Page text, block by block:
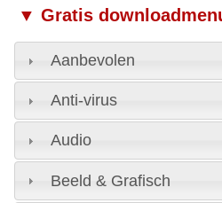
▼ Gratis
Aanbevolen
Anti-virus
Audio
Beeld & Grafisch